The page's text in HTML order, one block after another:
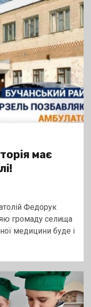
має
Федорук
громаду селища
медицини буде і